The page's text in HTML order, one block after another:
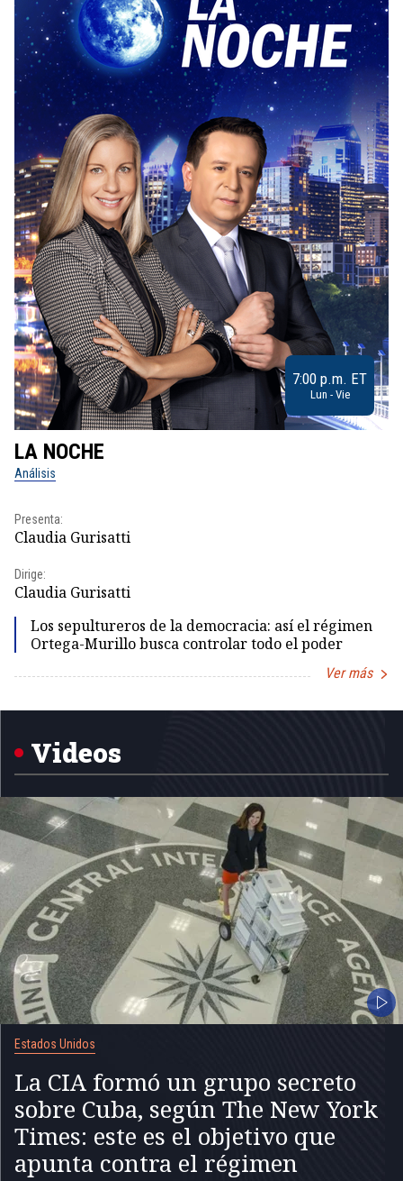
7:00 p.m. ET
Lun - Vie
LA NOCHE
Análisis
Presenta:
Claudia Gurisatti
Dirige:
Claudia Gurisatti
Los sepultureros de la democracia: así el régimen
Ortega-Murillo busca controlar todo el poder
Ver más
1
Videos
Estados Unidos
La CIA formó un grupo secreto
sobre Cuba, según The New York
Times: este es el objetivo que
apunta contra el régimen